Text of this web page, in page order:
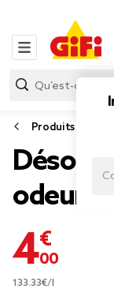
Produits
odeurs
4,00 €
133.33€/l